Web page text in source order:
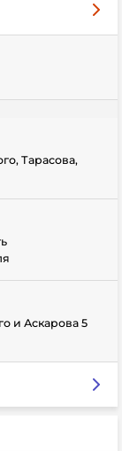
Тарасова,
и Аскарова 5